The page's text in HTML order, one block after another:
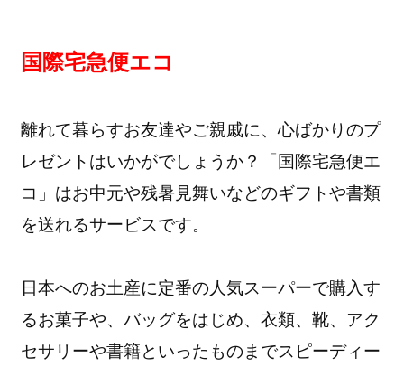
国際宅急便エコ
離れて暮らすお友達やご親戚に、心ばかりのプ
レゼントはいかがでしょうか？「国際宅急便エ
コ」はお中元や残暑見舞いなどのギフトや書類
を送れるサービスです。
日本へのお土産に定番の人気スーパーで購入す
るお菓子や、バッグをはじめ、衣類、靴、アク
セサリーや書籍といったものまでスピーディー